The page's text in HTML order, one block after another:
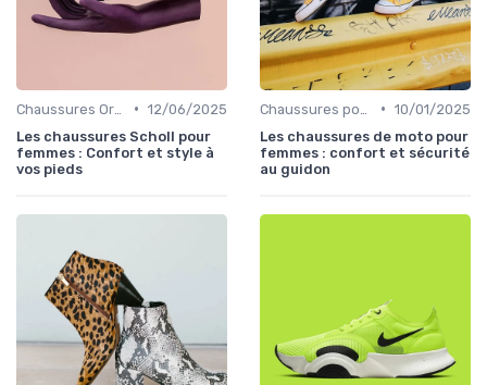
• 12/06/2025
Les chaussures Scholl pour
femmes : Confort et style à
vos pieds
• 10/01/2025
Les chaussures de moto pour
femmes : confort et sécurité
au guidon